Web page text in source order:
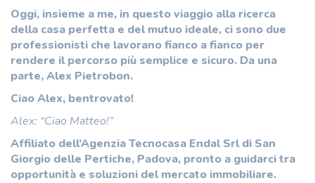
Oggi, insieme a me, in questo viaggio alla ricerca
della casa perfetta e del mutuo ideale, ci sono due
professionisti che lavorano fianco a fianco per
rendere il percorso più semplice e sicuro. Da una
parte, Alex Pietrobon.
Ciao Alex, bentrovato!
Alex: “Ciao Matteo!”
Affiliato dell’Agenzia Tecnocasa Endal Srl di San
Giorgio delle Pertiche, Padova, pronto a guidarci tra
opportunità e soluzioni del mercato immobiliare.